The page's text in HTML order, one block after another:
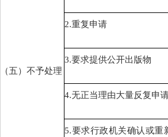
（五）不予处理
2.重复申请
3.要求提供公开出版物
4.无正当理由大量反复申
5.要求行政机关确认或重